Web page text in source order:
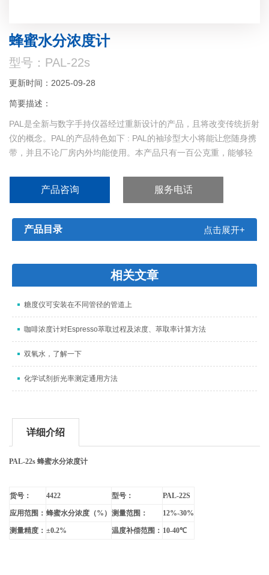
蜂蜜水分浓度计
型号：PAL-22s
更新时间：2025-09-28
简要描述：
PAL是全新与数字手持仪器经过重新设计的产品，且将改变传统折射
仪的概念。PAL的产品特色如下 : PAL的袖珍型大小将能让您随身携
带，并且不论厂房内外均能使用。本产品只有一百公克重，能够轻
产品咨询 服务电话
产品目录 点击展开+
相关文章
糖度仪可安装在不同管径的管道上
咖啡浓度计对Espresso萃取过程及浓度、萃取率计算方法
双氧水，了解一下
化学试剂折光率测定通用方法
详细介绍
PAL-22s蜂蜜水分浓度计
货号： 4422 型号： PAL-22S
应用范围： 蜂蜜水分浓度（% ） 测量范围： 12%-30%
测量精度： ±0.2% 温度补偿范围： 10-40℃